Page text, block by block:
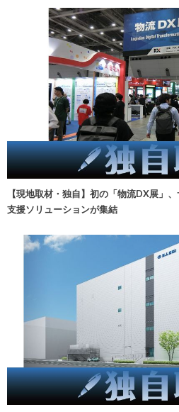
【現地取材・独自】初の「物流DX展」
支援ソリューションが集結